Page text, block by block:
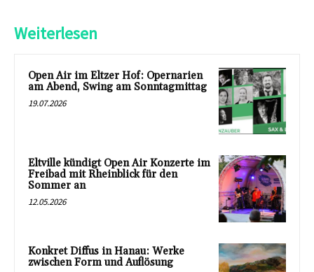
Weiterlesen
Open Air im Eltzer Hof: Opernarien
am Abend, Swing am Sonntagmittag
19.07.2026
Eltville kündigt Open Air Konzerte im
Freibad mit Rheinblick für den
Sommer an
12.05.2026
Konkret Diffus in Hanau: Werke
zwischen Form und Auflösung